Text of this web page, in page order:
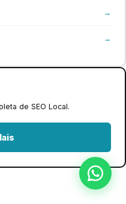
→
→
de SEO Local.